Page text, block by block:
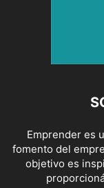
Emprender es
fomento del
objetivo es